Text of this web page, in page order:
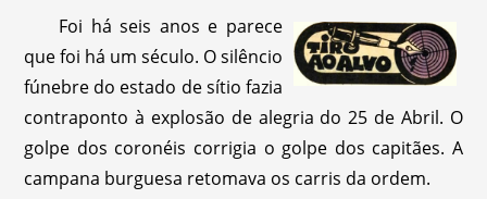
Foi há seis anos e parece
que foi há um século. O silêncio
fúnebre do estado de sítio fazia
contraponto à explosão de alegria do 25 de Abril. O
golpe dos coronéis corrigia o golpe dos capitães. A
campana burguesa retomava os carris da ordem.